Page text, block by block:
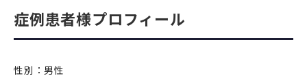
症例患者様プロフィール
性別：男性